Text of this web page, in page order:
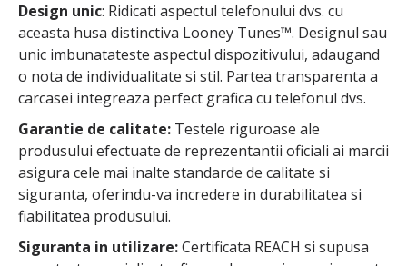
Design unic: Ridicati aspectul telefonului dvs. cu
aceasta husa distinctiva Looney Tunes™. Designul sau
unic imbunatateste aspectul dispozitivului, adaugand
o nota de individualitate si stil. Partea transparenta a
carcasei integreaza perfect grafica cu telefonul dvs.
Garantie de calitate: Testele riguroase ale
produsului efectuate de reprezentantii oficiali ai marcii
asigura cele mai inalte standarde de calitate si
siguranta, oferindu-va incredere in durabilitatea si
fiabilitatea produsului.
Siguranta in utilizare:Certificata REACH si supusa